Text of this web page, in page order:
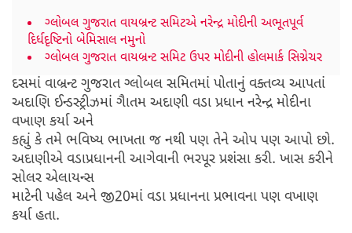
ગ્લોબલ ગુજરાત વાયબ્રન્ટ સમિટએ નરેન્દ્ર મોદીની અભૂતપૂર્વ
દિર્ધદૃષ્ટિનો બેમિસાલ નમુનો
ગ્લોબલ ગુજરાત વાયબ્રન્ટ સમિટ ઉપર મોદીની હોલમાર્ક સિગ્નેચર
દસમાં વાબ્રન્ટ ગુજરાત ગ્લોબલ સમિતમાં પોતાનું વક્તવ્ય આપતાં
અદાણિ ઈન્ડસ્ટ્રીઝમાં ગૈાતમ અદાણી વડા પ્રધાન નરેન્દ્ર મોદીના
વખાણ કર્યા અને
કહ્યું કે તમે ભવિષ્ય ભાખતા જ નથી પણ તેને ઓપ પણ આપો છો.
અદાણીએ વડાપ્રધાનની આગેવાની ભરપૂર પ્રશંસા કરી. ખાસ કરીને
સોલર એલાયન્સ
માટેની પહેલ અને જી20માં વડા પ્રધાનના પ્રભાવના પણ વખાણ
કર્યા હતા.